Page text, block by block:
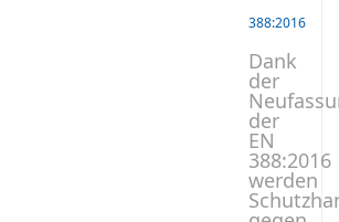
388:2016
Dank
der
der
EN
388:2016
werden